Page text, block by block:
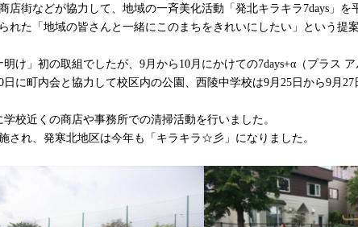
店街などが協力して、地域の一斉美化活動「発北キラキラ7days」を
れた「地域の皆さんと一緒にこのまちをきれいにしたい」という提
け」初の取組でしたが、9月から10月にかけての7days+α（プラス
に町内会と協力して校区内の公園、西陵中学校は9月25日から9月
校近くの商店や事務所での清掃活動を行いました。
され、発寒北地区は今年も「キラキラ☆彡」になりました。